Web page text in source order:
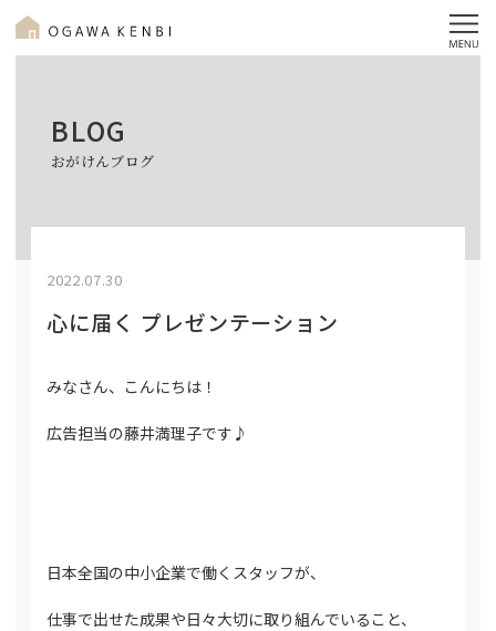
BLOG
おがけんブログ
2022.07.30
心に届く プレゼンテーション
みなさん、こんにちは！
広告担当の藤井満理子です♪
日本全国の中小企業で働くスタッフが、
仕事で出せた成果や日々大切に取り組んでいること、